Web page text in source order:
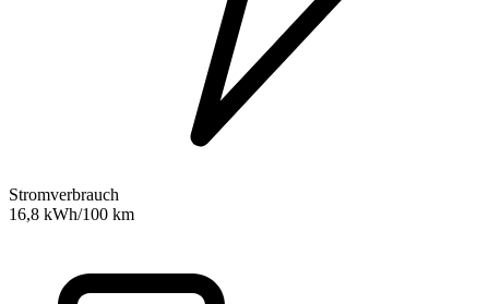
Stromverbrauch
16,8 kWh/100 km